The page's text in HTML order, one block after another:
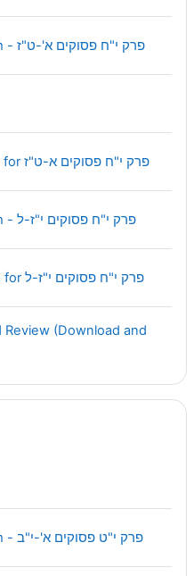
Let's Learn the Psukim - פרק י"ח פסוקים א'-ט"זPage
18a Review Questions for פרק י"ח פסוקים א-ט"זQuiz
Let's Learn the Psukim - פרק י"ח פסוקים י"ז-לPage
18b Review Questions for פרק י"ח פסוקים י"ז-לQuiz
Let's Learn the Psukim - פרק י"ט פסוקים א'-י"בPage